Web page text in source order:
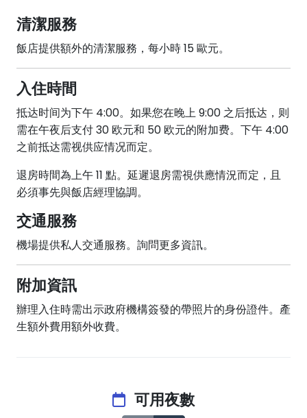
清潔服務
飯店提供額外的清潔服務，每小時 15 歐元。
入住時間
抵达时间为下午 4:00。如果您在晚上 9:00 之后抵达，则
需在午夜后支付 30 欧元和 50 欧元的附加费。下午 4:00
之前抵达需视供应情况而定。
退房時間為上午 11 點。延遲退房需視供應情況而定，且
必須事先與飯店經理協調。
交通服務
機場提供私人交通服務。詢問更多資訊。
附加資訊
辦理入住時需出示政府機構簽發的帶照片的身份證件。產
生額外費用額外收費。
可用夜數